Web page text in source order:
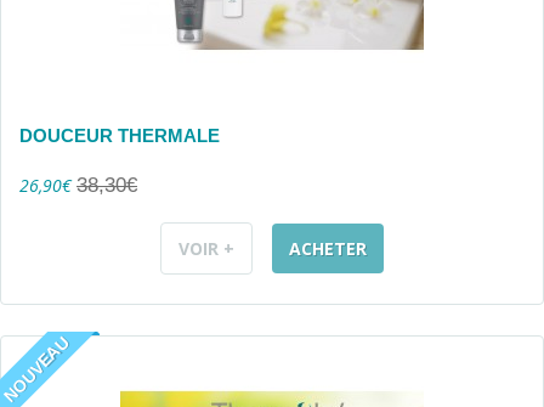
DOUCEUR THERMALE
26,90€ 38,30€
VOIR + ACHETER
NOUVEAU